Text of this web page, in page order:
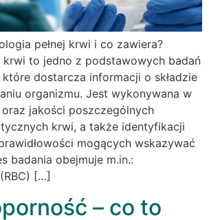
pełnej krwi i co zawiera?
krwi to jedno z podstawowych badań
dostarcza informacji o składzie
organizmu. Jest wykonywana w
jakości poszczególnych
krwi, a także identyfikacji
mogących wskazywać
badania obejmuje m.in.:
[…]
– co to